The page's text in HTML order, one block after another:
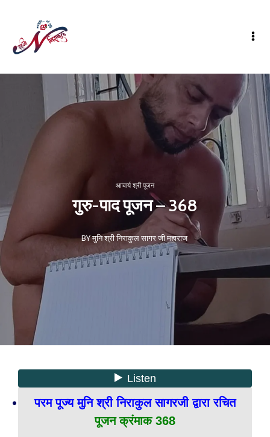
आचार्य श्री पूजन
गुरु-पाद पूजन – 368
BY मुनि श्री निराकुल सागर जी महाराज
परम पूज्य मुनि श्री निराकुल सागरजी द्वारा रचित
पूजन क्रंमाक 368